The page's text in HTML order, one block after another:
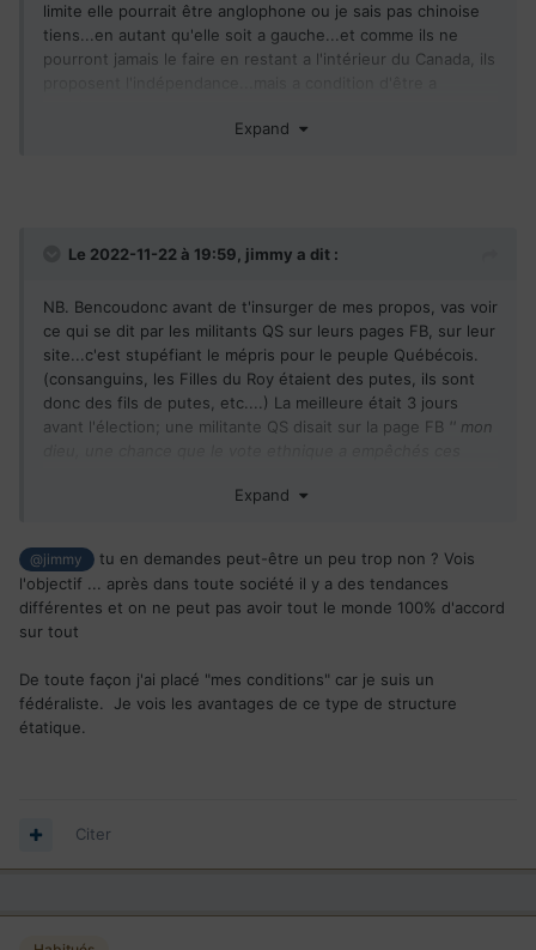
limite elle pourrait être anglophone ou je sais pas chinoise
tiens...en autant qu'elle soit a gauche...et comme ils ne
pourront jamais le faire en restant a l'intérieur du Canada, ils
Tu vois, ce n'est pas POUR le peuple, c'est contre la société
Expand
Le 2022-11-22 à 19:59, jimmy a dit :
NB. Bencoudonc avant de t'insurger de mes propos, vas voir
ce qui se dit par les militants QS sur leurs pages FB, sur leur
site...c'est stupéfiant le mépris pour le peuple Québécois.
(consanguins, les Filles du Roy étaient des putes, ils sont
donc des fils de putes, etc....) La meilleure était 3 jours
avant l'élection; une militante QS disait sur la page FB '' mon
Victorin (qui l'a enlevé par la suite lorsqu'elle s'est fait
pognée)
Expand
@jimmy
tu en demandes peut-être un peu trop non ? Vois
l'objectif ... après dans toute société il y a des tendances
différentes et on ne peut pas avoir tout le monde 100% d'accord
sur tout
De toute façon j'ai placé "mes conditions" car je suis un
fédéraliste. Je vois les avantages de ce type de structure
étatique.
Citer